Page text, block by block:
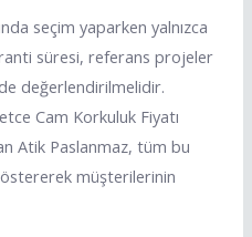
seçim yaparken yalnızca
süresi, referans projeler
değerlendirilmelidir.
Cam Korkuluk Fiyatı
Atik Paslanmaz, tüm bu
müşterilerinin